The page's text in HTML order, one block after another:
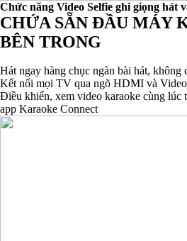
Chức năng Video Selfie ghi giọng hát
CHỨA SẴN ĐẦU MÁY
BÊN TRONG
Hát ngay hàng chục ngàn bài hát, không
Kết nối mọi TV qua ngõ HDMI và Video
Điều khiển, xem video karaoke cùng lúc
app Karaoke Connect